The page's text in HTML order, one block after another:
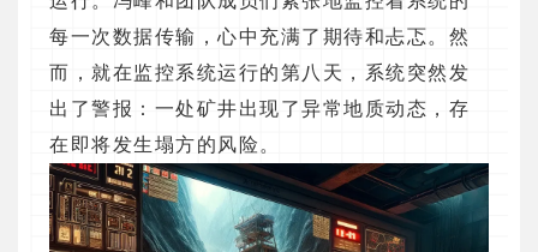
每一次数据传输，心中充满了期待和忐忑。然
而，就在监控系统运行的第八天，系统突然发
出了警报：一处矿井出现了异常地质动态，存
在即将发生塌方的风险。